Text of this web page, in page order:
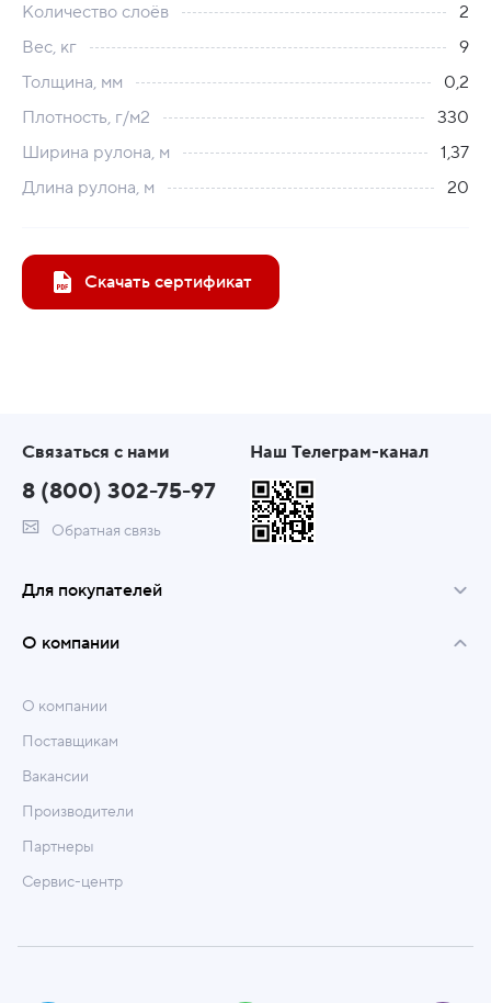
Количество слоёв
2
Вес, кг
9
Толщина, мм
0,2
Плотность, г/м2
330
Ширина рулона, м
1,37
Длина рулона, м
20
Скачать сертификат
Связаться с нами
8 (800) 302-75-97
Обратная связь
Наш Телеграм-канал
Для покупателей
О компании
О компании
Поставщикам
Вакансии
Производители
Партнеры
Сервис-центр